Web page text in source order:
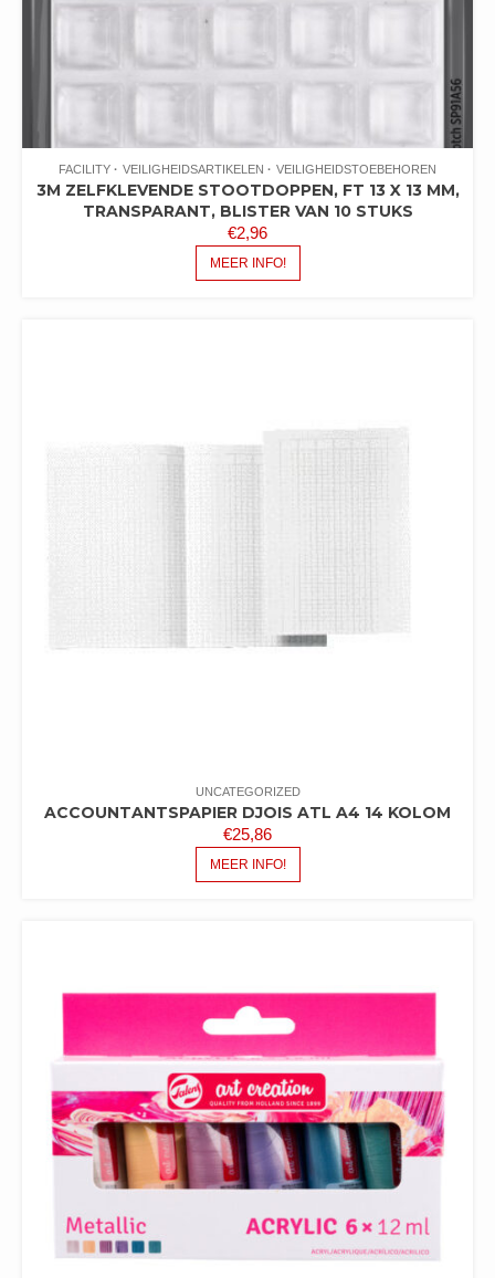
FACILITY VEILIGHEIDSARTIKELEN VEILIGHEIDSTOEBEHOREN
3M ZELFKLEVENDE STOOTDOPPEN, FT 13 X 13 MM,
TRANSPARANT, BLISTER VAN 10 STUKS
€2,96
MEER INFO!
UNCATEGORIZED
ACCOUNTANTSPAPIER DJOIS ATL A4 14 KOLOM
€25,86
MEER INFO!